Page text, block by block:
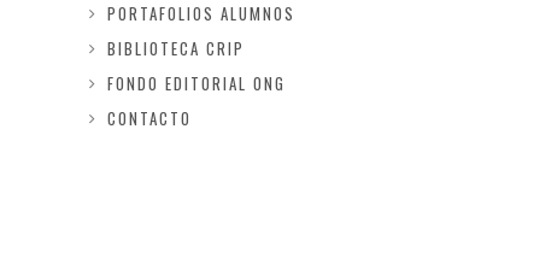
PORTAFOLIOS ALUMNOS
BIBLIOTECA CRIP
FONDO EDITORIAL ONG
CONTACTO